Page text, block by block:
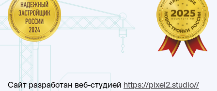
Сайт разработан веб-студией https://pixel2.studio//